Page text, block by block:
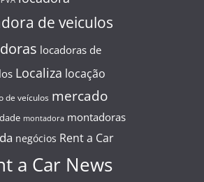
de veiculos
locadoras de
Localiza locação
de veículos mercado
montadora montadoras
negócios Rent a Car
a Car News